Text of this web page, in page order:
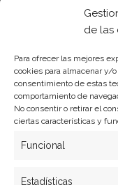
de las
Para ofrecer las mejores
cookies para almacenar y/
consentimiento de estas
comportamiento de
No consentir o retirar el
ciertas características y
Funcional
Estadísticas
Política de Cookies
Política de privacidad
Formas de pago
Plazos y
Politica de